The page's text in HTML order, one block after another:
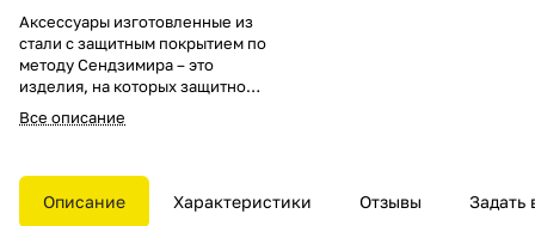
Аксессуары изготовленные из
стали с защитным покрытием по
методу Сендзимира – это
изделия, на которых защитное
цинковое покрытие было
нанесено на листовую сталь
защитного покрытия
варьируется от 10 до 22мкм.
Климатическое исполнение
Все описание
Описание Характеристики Отзывы Задать